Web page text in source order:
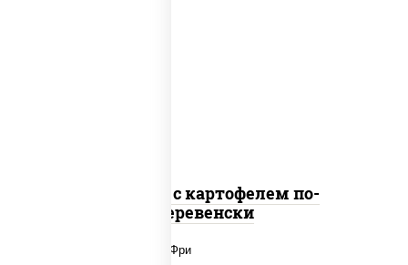
Наггетсы с картофелем по-
деревенски